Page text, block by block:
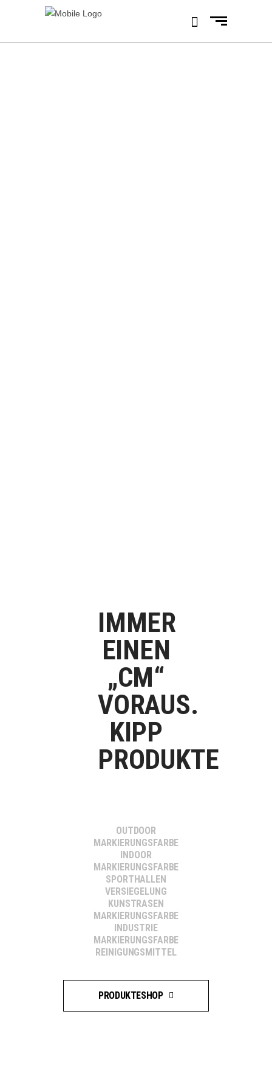
IMMER
EINEN
„CM“
VORAUS.
KIPP
PRODUKTE
OUTDOOR
MARKIERUNGSFARBE
INDOOR
MARKIERUNGSFARBE
SPORTHALLEN
VERSIEGELUNG
KUNSTRASEN
MARKIERUNGSFARBE
INDUSTRIE
MARKIERUNGSFARBE
REINIGUNGSMITTEL
PRODUKTESHOP